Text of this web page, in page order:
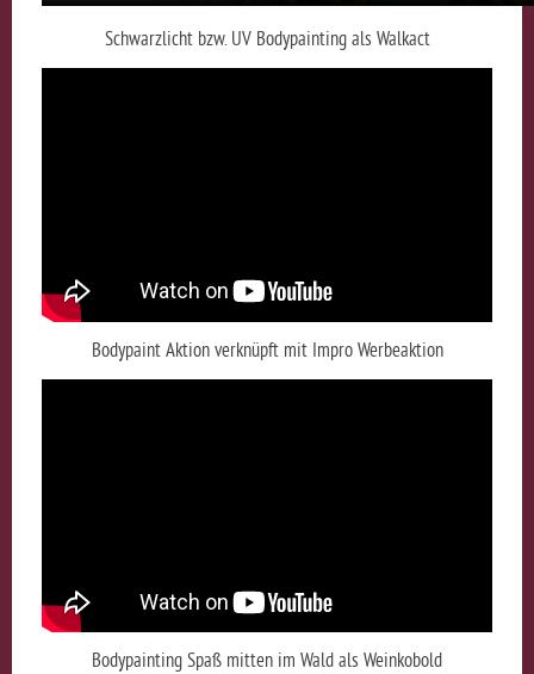
Schwarzlicht bzw. UV Bodypainting als Walkact
Bodypaint Aktion verknüpft mit Impro Werbeaktion
Bodypainting Spaß mitten im Wald als Weinkobold